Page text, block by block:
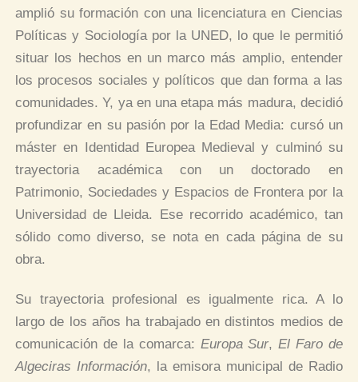
amplió su formación con una licenciatura en Ciencias
Políticas y Sociología por la UNED, lo que le permitió
situar los hechos en un marco más amplio, entender
los procesos sociales y políticos que dan forma a las
comunidades. Y, ya en una etapa más madura, decidió
profundizar en su pasión por la Edad Media: cursó un
máster en Identidad Europea Medieval y culminó su
trayectoria académica con un doctorado en
Patrimonio, Sociedades y Espacios de Frontera por la
Universidad de Lleida. Ese recorrido académico, tan
sólido como diverso, se nota en cada página de su
obra.
Su trayectoria profesional es igualmente rica. A lo
largo de los años ha trabajado en distintos medios de
comunicación de la comarca: Europa Sur,El Faro de
Algeciras Información, la emisora municipal de Radio